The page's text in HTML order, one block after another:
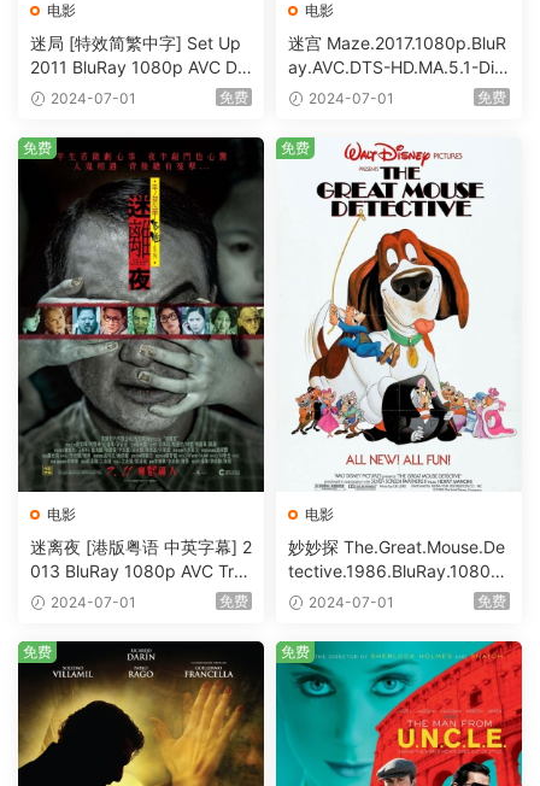
电影
迷局 [特效简繁中字] Set Up
2011 BluRay 1080p AVC DT
S-HD MA5.1-shhaclm@CHD
2024-07-01 免费
电影
迷宫 Maze.2017.1080p.BluR
ay.AVC.DTS-HD.MA.5.1-DiY
@HDHome [BDISO 19.7GB]
2024-07-01 免费
电影
迷离夜 [港版粤语 中英字幕] 2
013 BluRay 1080p AVC Tru
eHD5.1 [BDISO 22.64GB]
2024-07-01 免费
免费
电影
妙妙探 The.Great.Mouse.De
tective.1986.BluRay.1080p.
AVC.DTS-HD.MA.5.1-HDHo
2024-07-01 免费
免费
免费 免费